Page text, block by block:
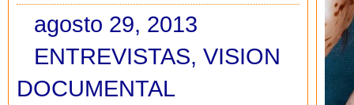
agosto 29, 2013
ENTREVISTAS, VISION
DOCUMENTAL